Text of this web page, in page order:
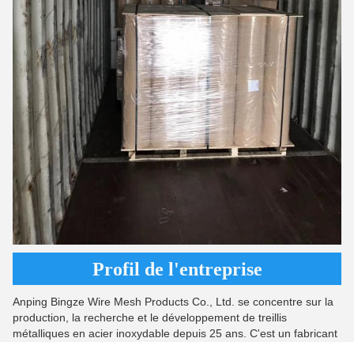
Profil de l'entreprise
Anping Bingze Wire Mesh Products Co., Ltd. se concentre sur la
production, la recherche et le développement de treillis
métalliques en acier inoxydable depuis 25 ans. C'est un fabricant